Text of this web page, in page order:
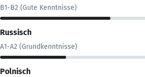
B1-B2 (Gute Kenntnisse)
Russisch
A1-A2 (Grundkenntnisse)
Polnisch